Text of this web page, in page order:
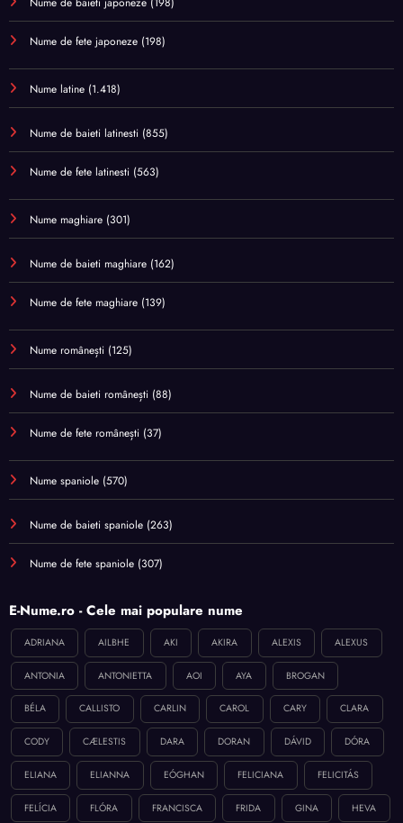
Nume de fete japoneze (198)
Nume latine (1.418)
Nume de baieti latinesti (855)
Nume de fete latinesti (563)
Nume maghiare (301)
Nume de baieti maghiare (162)
Nume de fete maghiare (139)
Nume românești (125)
Nume de baieti românești (88)
Nume de fete românești (37)
Nume spaniole (570)
Nume de baieti spaniole (263)
Nume de fete spaniole (307)
E-Nume.ro - Cele mai populare nume
ADRIANA AILBHE AKI AKIRA ALEXIS ALEXUS
ANTONIA ANTONIETTA AOI AYA BROGAN
BÉLA CALLISTO CARLIN CAROL CARY CLARA
CODY CÆLESTIS DARA DORAN DÁVID DÓRA
ELIANA ELIANNA EÓGHAN FELICIANA FELICITÁS
FELÍCIA FLÓRA FRANCISCA FRIDA GINA HEVA